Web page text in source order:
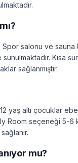
Spor salonu ve sauna
Kısa
sağlanmıştır.
yaş altı çocuklar
Room seçeneği 5-6
mu?